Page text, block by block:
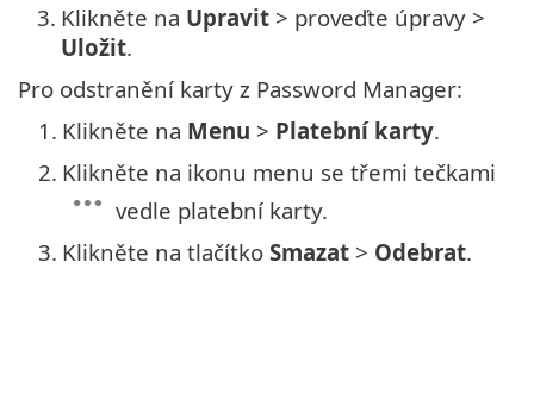
3. Klikněte na Upravit > proveďte úpravy >
Uložit.
Pro odstranění karty z Password Manager:
1. Klikněte na Menu > Platební karty.
2. Klikněte na ikonu menu se třemi tečkami
vedle platební karty.
3. Klikněte na tlačítko Smazat > Odebrat.